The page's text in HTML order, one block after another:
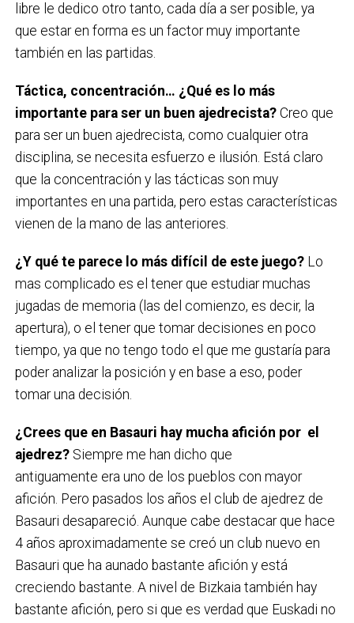
libre le dedico otro tanto, cada día a ser posible, ya
que estar en forma es un factor muy importante
también en las partidas.
Táctica, concentración… ¿Qué es lo más
importante para ser un buen ajedrecista?Creo que
para ser un buen ajedrecista, como cualquier otra
disciplina, se necesita esfuerzo e ilusión. Está claro
que la concentración y las tácticas son muy
importantes en una partida, pero estas características
vienen de la mano de las anteriores.
¿Y qué te parece lo más difícil de este juego?Lo
mas complicado es el tener que estudiar muchas
jugadas de memoria (las del comienzo, es decir, la
apertura), o el tener que tomar decisiones en poco
tiempo, ya que no tengo todo el que me gustaría para
poder analizar la posición y en base a eso, poder
tomar una decisión.
¿Crees que en Basauri hay mucha afición por el
ajedrez?Siempre me han dicho que
antiguamente era uno de los pueblos con mayor
afición. Pero pasados los años el club de ajedrez de
Basauri desapareció. Aunque cabe destacar que hace
4 años aproximadamente se creó un club nuevo en
Basauri que ha aunado bastante afición y está
creciendo bastante. A nivel de Bizkaia también hay
bastante afición, pero si que es verdad que Euskadi no